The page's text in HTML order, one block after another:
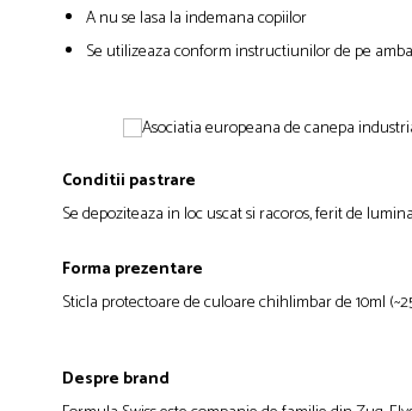
A nu se lasa la indemana copiilor
Se utilizeaza conform instructiunilor de pe
Conditii pastrare
Se depoziteaza in loc uscat si racoros, ferit de
Forma prezentare
Sticla protectoare de culoare chihlimbar de 10ml
Despre brand